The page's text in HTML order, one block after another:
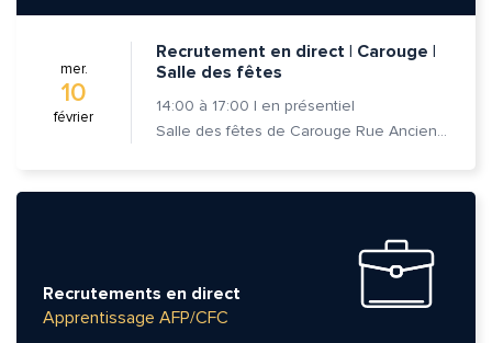
mer.
10
février
Recrutement en direct | Carouge |
Salle des fêtes
14:00 à 17:00 | en présentiel
Salle des fêtes de Carouge Rue Ancienne 37, 1227 Carouge
Recrutements en direct
Apprentissage AFP/CFC